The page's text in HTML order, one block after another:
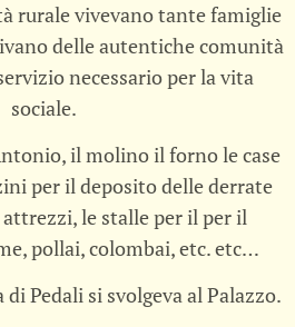
rurale vivevano tante famiglie
delle autentiche comunità
necessario per la vita
sociale.
il molino il forno le case
per il deposito delle derrate
le stalle per il per il
pollai, colombai, etc. etc…
Pedali si svolgeva al Palazzo.